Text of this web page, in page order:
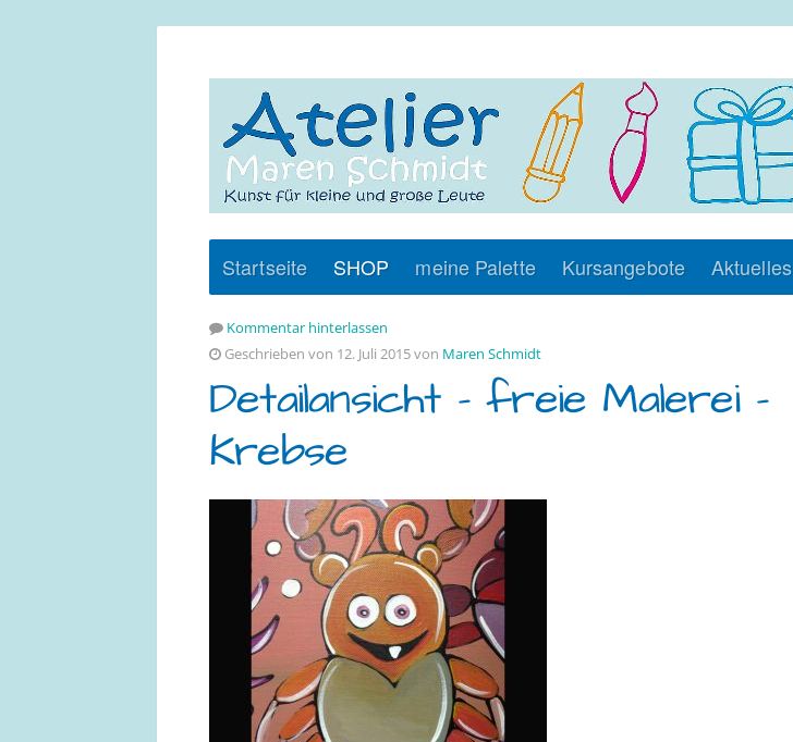
Startseite SHOP meine Palette Kursangebote Aktuelles
Kommentar hinterlassen
Geschrieben von 12. Juli 2015 von Maren Schmidt
Detailansicht – freie Malerei –
Krebse